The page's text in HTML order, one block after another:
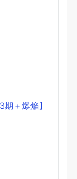
＋爆焔】